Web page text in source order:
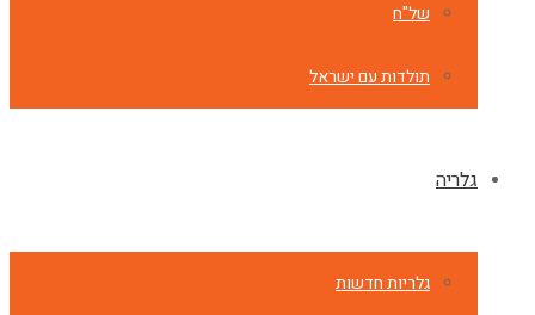
של"ח
תולדות עם ישראל
גלריה
גלריות חדשות